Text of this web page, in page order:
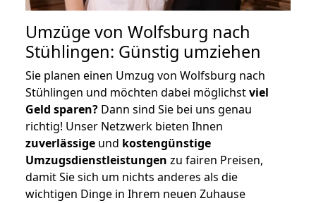
Umzüge von Wolfsburg nach
Stühlingen: Günstig umziehen
Sie planen einen Umzug von Wolfsburg nach
Stühlingen und möchten dabei möglichstviel
Geld sparen? Dann sind Sie bei uns genau
richtig! Unser Netzwerk bieten Ihnen
zuverlässige und kostengünstige
Umzugsdienstleistungen zu fairen Preisen,
damit Sie sich um nichts anderes als die
wichtigen Dinge in Ihrem neuen Zuhause